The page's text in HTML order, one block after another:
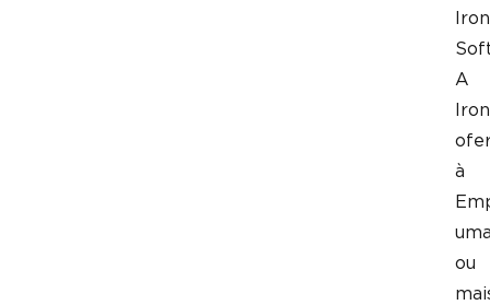
Iron
A
Iron
à
ou